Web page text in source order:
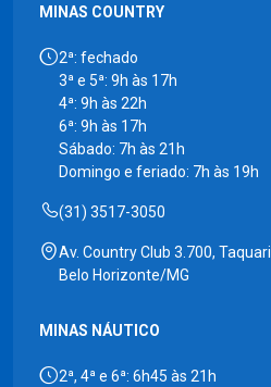
MINAS COUNTRY
2ª: fechado
3ª e 5ª: 9h às 17h
4ª: 9h às 22h
6ª: 9h às 17h
Sábado: 7h às 21h
Domingo e feriado: 7h às 19h
(31) 3517-3050
Av. Country Club 3.700,
Belo Horizonte/MG
MINAS NÁUTICO
2ª, 4ª e 6ª: 6h45 às 21h